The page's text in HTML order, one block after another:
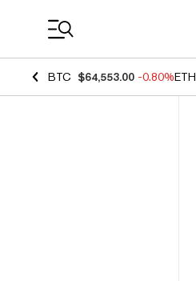
BTC $64,553.00 -0.80%ETH